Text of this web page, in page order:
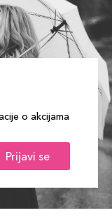
o akcijama
Prijavi se